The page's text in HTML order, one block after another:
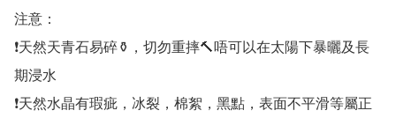
注意：
❗天然天青石易碎⚱，切勿重摔🔨唔可以在太陽下暴曬及長
期浸水
❗天然水晶有瑕疵，冰裂，棉絮，黑點，表面不平滑等屬正